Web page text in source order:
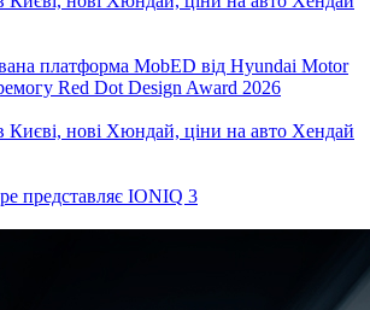
платформа MobED від Hyundai Motor
Red Dot Design Award 2026
представляє IONIQ 3